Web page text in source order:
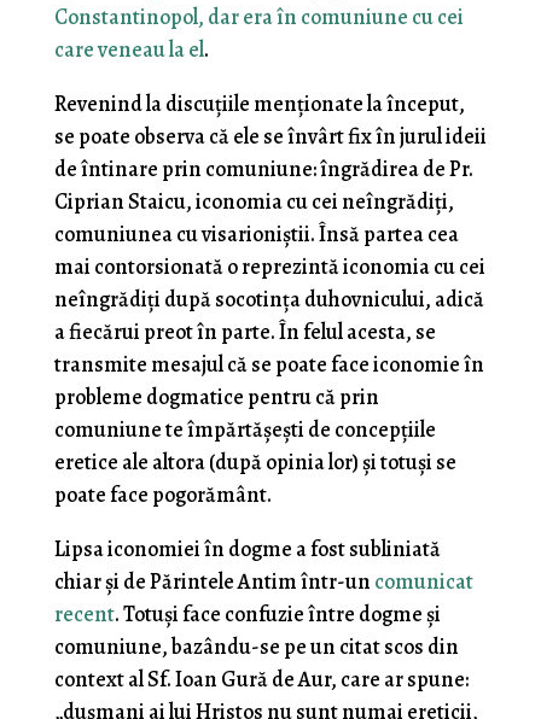
Constantinopol, dar era în comuniune cu cei
care veneau la el.
Revenind la discuțiile menționate la început,
se poate observa că ele se învârt fix în jurul ideii
de întinare prin comuniune: îngrădirea de Pr.
Ciprian Staicu, iconomia cu cei neîngrădiți,
comuniunea cu visarioniștii. Însă partea cea
mai contorsionată o reprezintă iconomia cu cei
neîngrădiți după socotința duhovnicului, adică
a fiecărui preot în parte. În felul acesta, se
transmite mesajul că se poate face iconomie în
probleme dogmatice pentru că prin
comuniune te împărtășești de concepțiile
eretice ale altora (după opinia lor) și totuși se
poate face pogorământ.
Lipsa iconomiei în dogme a fost subliniată
chiar și de Părintele Antim într-un comunicat
recent. Totuși face confuzie între dogme și
comuniune, bazându-se pe un citat scos din
context al Sf. Ioan Gură de Aur, care ar spune:
„dușmani ai lui Hristos nu sunt numai ereticii,